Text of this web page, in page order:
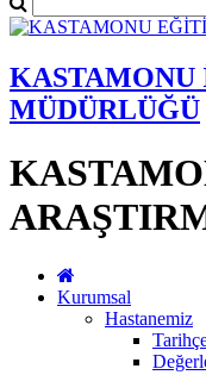
MÜDÜRLÜĞÜ
Kurumsal
Hastanemiz